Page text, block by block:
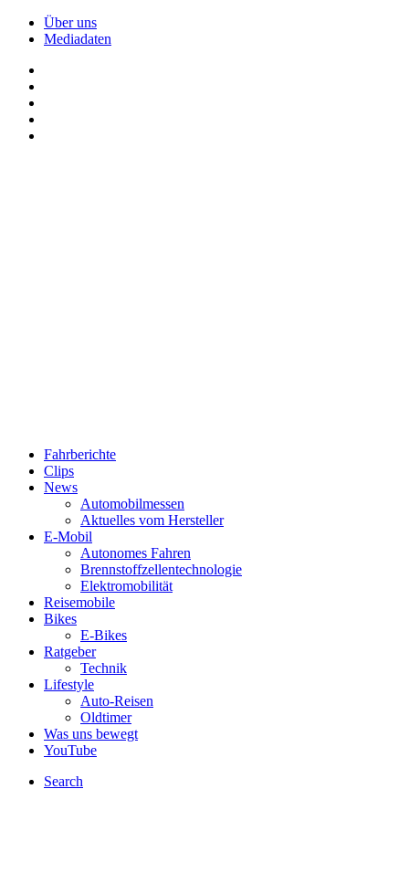
Über uns
Mediadaten
Fahrberichte
Clips
News
Automobilmessen
Aktuelles vom Hersteller
E-Mobil
Autonomes Fahren
Brennstoffzellentechnologie
Elektromobilität
Reisemobile
Bikes
E-Bikes
Ratgeber
Technik
Lifestyle
Auto-Reisen
Oldtimer
Was uns bewegt
YouTube
Search